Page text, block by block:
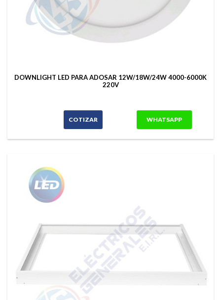
DOWNLIGHT LED PARA ADOSAR 12W/18W/24W 4000-6000K
220V
COTIZAR WHATSAPP